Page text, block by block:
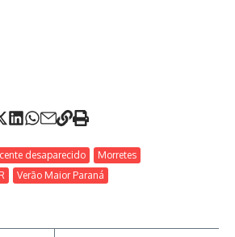
desaparecido
Morretes
Verão Maior Paraná